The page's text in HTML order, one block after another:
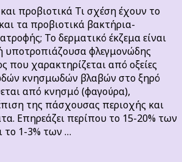
προβιοτικά
προβιοτικά Τι σχέση έχουν το
τα προβιοτικά βακτήρια-
Το δερματικό έκζεμα είναι
υποτροπιάζουσα φλεγμονώδης
που χαρακτηρίζεται από οξείες
κνησμωδών βλαβών στο ξηρό
από κνησμό (φαγούρα),
της πάσχουσας περιοχής και
Επηρεάζει περίπου το 15-20% των
το 1-3% των …